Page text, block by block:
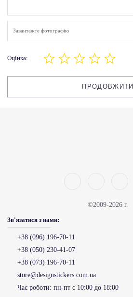
Завантажте фотографію
Оцінка:
ПРОДОВЖИТИ
©2009-2026 г.
Зв'язатися з нами:
+38 (096) 196-70-11
+38 (050) 230-41-07
+38 (073) 196-70-11
store@designstickers.com.ua
Час роботи: пн-пт с 10:00 до 18:00